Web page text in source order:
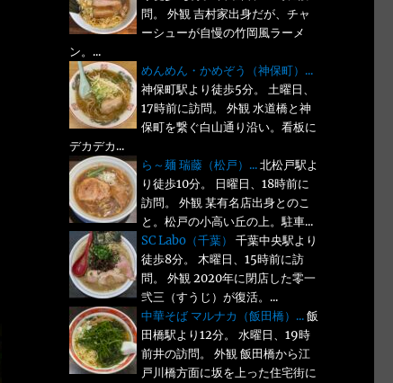
問。 外観 吉村家出身だが、チャ
ーシューが自慢の竹岡風ラーメ
ン。...
めんめん・かめぞう（神保町）...
神保町駅より徒歩5分。 土曜日、
17時前に訪問。 外観 水道橋と神
保町を繋ぐ白山通り沿い。看板に
デカデカ...
ら～麺 瑞藤（松戸）...北松戸駅よ
り徒歩10分。 日曜日、18時前に
訪問。 外観 某有名店出身とのこ
と。松戸の小高い丘の上。駐車...
SC Labo（千葉）
千葉中央駅より
徒歩8分。 木曜日、15時前に訪
問。 外観 2020年に閉店した零一
弐三（すうじ）が復活。...
中華そば マルナカ（飯田橋）...飯
田橋駅より12分。 水曜日、19時
前井の訪問。 外観 飯田橋から江
戸川橋方面に坂を上った住宅街に